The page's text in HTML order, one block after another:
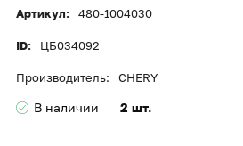
Артикул: 480-1004030
ID: ЦБ034092
Производитель: CHERY
В наличии 2 шт.